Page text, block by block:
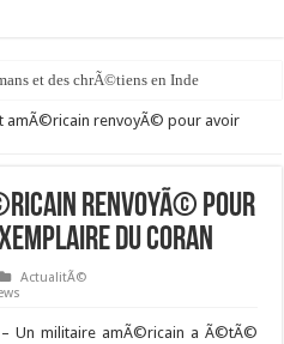
et des chrÃ©tiens en Inde
amÃ©ricain renvoyÃ© pour avoir
renvoyÃ© pour
du Coran
ActualitÃ©
Un militaire amÃ©ricain a Ã©tÃ©